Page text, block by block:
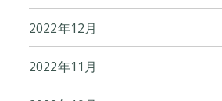
2022年12月
2022年11月